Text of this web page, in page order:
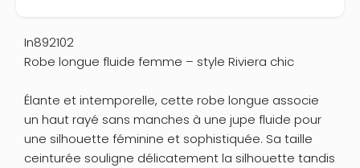
In892102
Robe longue fluide femme – style Riviera chic
Élante et intemporelle, cette robe longue associe
un haut rayé sans manches à une jupe fluide pour
une silhouette féminine et sophistiquée. Sa taille
ceinturée souligne délicatement la silhouette tandis